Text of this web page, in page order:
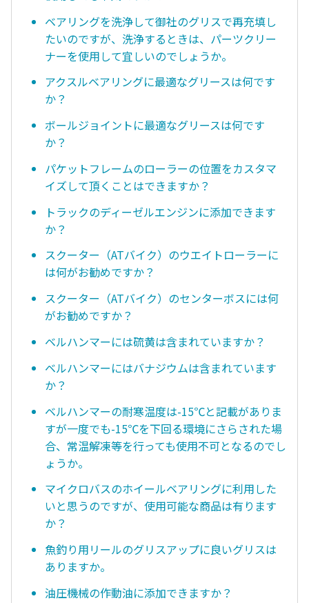
ベアリングを洗浄して御社のグリスで再充填し
たいのですが、洗浄するときは、パーツクリー
ナーを使用して宜しいのでしょうか。
アクスルベアリングに最適なグリースは何です
か？
ボールジョイントに最適なグリースは何です
か？
パケットフレームのローラーの位置をカスタマ
イズして頂くことはできますか？
トラックのディーゼルエンジンに添加できます
か？
スクーター（ATバイク）のウエイトローラーに
は何がお勧めですか？
スクーター（ATバイク）のセンターボスには何
がお勧めですか？
ベルハンマーには硫黄は含まれていますか？
ベルハンマーにはバナジウムは含まれています
か？
ベルハンマーの耐寒温度は-15℃と記載がありま
すが一度でも-15℃を下回る環境にさらされた場
合、常温解凍等を行っても使用不可となるのでし
ょうか。
マイクロバスのホイールベアリングに利用した
いと思うのですが、使用可能な商品は有ります
か？
魚釣り用リールのグリスアップに良いグリスは
ありますか。
油圧機械の作動油に添加できますか？